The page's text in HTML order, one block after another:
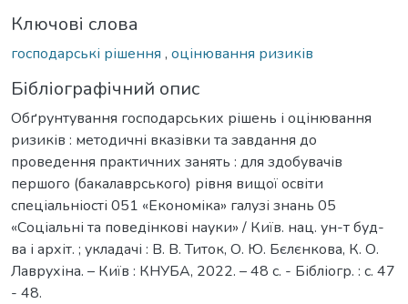
Ключові слова
господарські рішення , оцінювання ризиків
Бібліографічний опис
Обґрунтування господарських рішень і оцінювання
ризиків : методичні вказівки та завдання до
проведення практичних занять : для здобувачів
першого (бакалаврського) рівня вищої освіти
спеціальніості 051 «Економіка» галузі знань 05
«Соціальні та поведінкові науки» / Київ. нац. ун-т буд-
ва і архіт. ; укладачі : В. В. Титок, О. Ю. Бєлєнкова, К. О.
Лаврухіна. – Київ : КНУБА, 2022. – 48 с. - Бібліогр. : с. 47
- 48.